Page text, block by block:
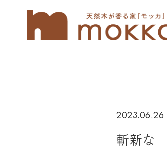
2023.06.26
斬新な